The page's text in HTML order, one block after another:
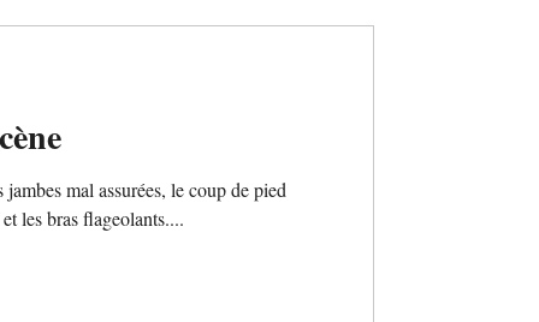
mal assurées, le coup de pied
les bras flageolants....